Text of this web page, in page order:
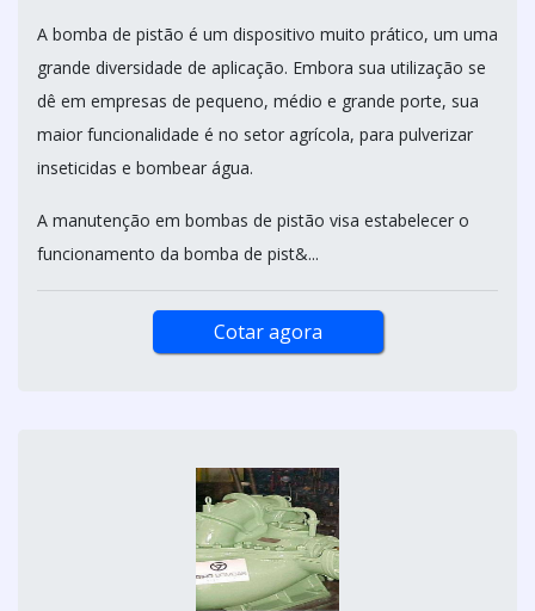
A bomba de pistão é um dispositivo muito prático, um uma
grande diversidade de aplicação. Embora sua utilização se
dê em empresas de pequeno, médio e grande porte, sua
maior funcionalidade é no setor agrícola, para pulverizar
inseticidas e bombear água.
A manutenção em bombas de pistão visa estabelecer o
funcionamento da bomba de pist&...
Cotar agora